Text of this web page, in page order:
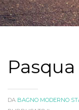
Pasqua
DA BAGNO MODERNO